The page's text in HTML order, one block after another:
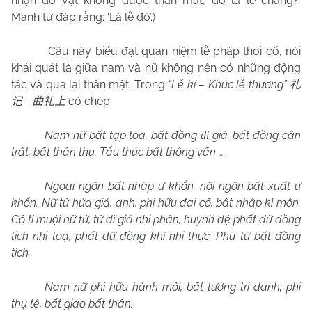
Mạnh tử đáp rằng: ‘Là lễ đó’.)
Câu này biểu đạt quan niệm lễ pháp thời cổ, nói
khái quát là giữa nam và nữ không nên có những động
tác và qua lại thân mật. Trong “Lễ kí – Khúc lễ thượng” 礼
记- 曲礼上 có chép:
Nam nữ bất tạp toạ, bất đồng digiá, bất đồng cân
trất, bất thân thụ. Tẩu thúc bất thông vấn …..
Ngoại ngôn bất nhập ư khổn, nội ngôn bất xuất ư
khổn. Nữ tử hứa giá, anh, phi hữu đại cố, bất nhập kì môn.
Cô tỉ muội nữ tử, tử dĩ giá nhi phản, huynh đệ phất dữ đồng
tịch nhi toạ, phất dữ đồng khí nhi thực. Phụ tử bất đồng
tịch.
Nam nữ phi hữu hành môi, bất tương tri danh; phi
thụ tệ, bất giao bất thân.